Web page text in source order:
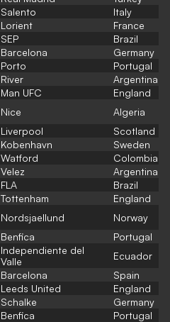
Salento
Italy
Lorient
France
SEP
Brazil
Barcelona
Germany
Porto
Portugal
River
Argentina
Man UFC
England
Nice
Algeria
Liverpool
Scotland
Kobenhavn
Sweden
Watford
Colombia
Velez
Argentina
FLA
Brazil
Tottenham
England
Nordsjaellund
Norway
Benfica
Portugal
Independiente del
Valle
Ecuador
Barcelona
Spain
Leeds United
England
Schalke
Germany
Benfica Portugal